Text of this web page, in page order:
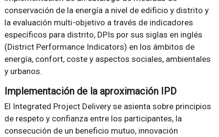
conservación de la energía a nivel de edificio y distrito y
la evaluación multi-objetivo a través de indicadores
específicos para distrito, DPIs por sus siglas en inglés
(District Performance Indicators) en los ámbitos de
energía, confort, coste y aspectos sociales, ambientales
y urbanos.
Implementación de la aproximación IPD
El Integrated Project Delivery se asienta sobre principios
de respeto y confianza entre los participantes, la
consecución de un beneficio mutuo, innovación